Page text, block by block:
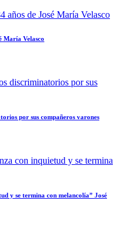
María Velasco
por sus compañeros varones
y se termina con melancolía” José